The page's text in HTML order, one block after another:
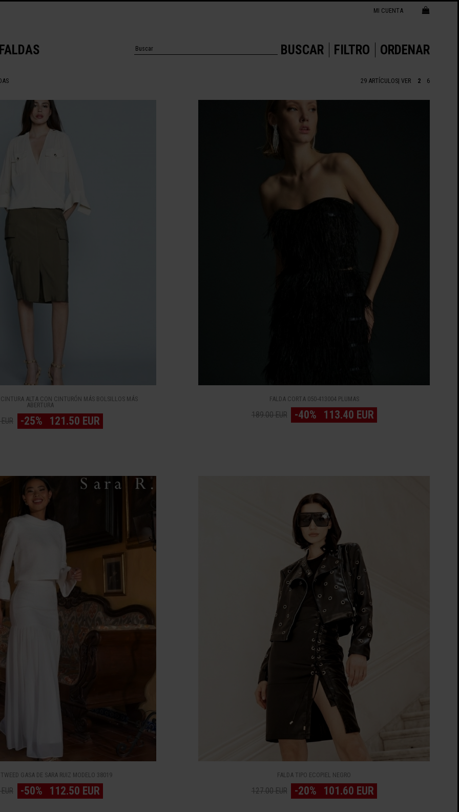
MI CUENTA
ORDENAR
FILTRO
BUSCAR
29 ARTÍCULOS| VER 2 6
ALTA CON CINTURÓN MÁS BOLSILLOS MÁS
ABERTURA
-25% 121.50 EUR
FALDA CORTA 050-413004 PLUMAS
189.00 EUR -40% 113.40 EUR
GASA DE SARA RUIZ MODELO 38019
-50% 112.50 EUR
FALDA TIPO ECOPIEL NEGRO
127.00 EUR -20% 101.60 EUR